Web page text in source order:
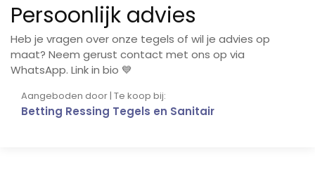
Persoonlijk advies
Heb je vragen over onze tegels of wil je advies op
maat? Neem gerust contact met ons op via
WhatsApp. Link in bio 💙
Aangeboden door | Te koop bij:
Betting Ressing Tegels en Sanitair